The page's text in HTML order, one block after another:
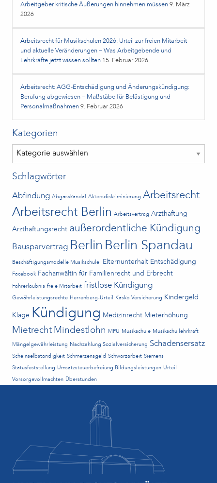
Arbeitgeber kritische Äußerungen hinnehmen müssen 9. März
2026
Arbeitsrecht für Musikschulen 2026: Urteil zur freien Mitarbeit
und aktuelle Veränderungen – Was Arbeitgebende und
Lehrkräfte jetzt wissen sollten 15. Februar 2026
Arbeitsrecht: AGG-Entschädigung und Änderungskündigung:
Berufung abgewiesen – Maßstäbe für Belästigung und
Personalmaßnahmen 9. Februar 2026
Kategorien
Kategorien
Schlagwörter
Abfindung Abgasskandal Aktersdiskriminierung Arbeitsrecht
Arbeitsrecht Berlin Arbeitsvertrag Arzthaftung
Arzthaftungsrecht außerordentliche Kündigung
Bausparvertrag Berlin Berlin Spandau
Beschäftigungsmodelle Musikschule. Elternunterhalt Entschädigung
Facebook Fachanwältin für Familienrecht und Erbrecht
Fahrerlaubnis freie Mitarbeit fristlose Kündigung
Gewährleistungsrechte Herrenberg-Urteil Kasko Versicherung Kindergeld
Klage Kündigung Medizinrecht Mieterhöhung
Mietrecht Mindestlohn MPU Musikschule Musikschullehrkraft
Mängelgewährleistung Nachzahlung Sozialversicherung Schadensersatz
Scheinselbständigkeit Schmerzensgeld Schwarzarbeit Siemens
Statusfeststellung Umsatzsteuerbefreiung Bildungsleistungen Urteil
Vorsorgevollmachten Überstunden